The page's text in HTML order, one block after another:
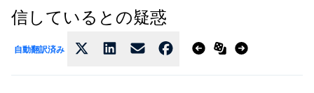
信しているとの疑惑
自動翻訳済み